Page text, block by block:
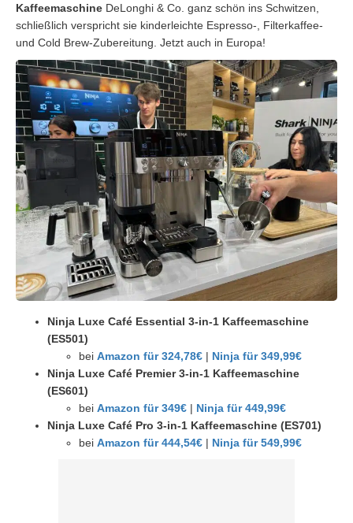
Kaffeemaschine DeLonghi & Co. ganz schön ins Schwitzen,
schließlich verspricht sie kinderleichte Espresso-, Filterkaffee-
und Cold Brew-Zubereitung. Jetzt auch in Europa!
Ninja Luxe Café Essential 3-in-1 Kaffeemaschine
(ES501)
bei Amazon für 324,78€ | Ninja für 349,99€
Ninja Luxe Café Premier 3-in-1 Kaffeemaschine
(ES601)
bei Amazon für 349€ | Ninja für 449,99€
Ninja Luxe Café Pro 3-in-1 Kaffeemaschine (ES701)
bei Amazon für 444,54€ | Ninja für 549,99€